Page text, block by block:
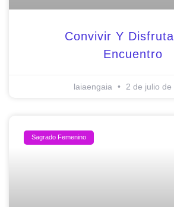
Convivir Y
Encuentro
laiaengaia 2 de julio de
Sagrado Femenino